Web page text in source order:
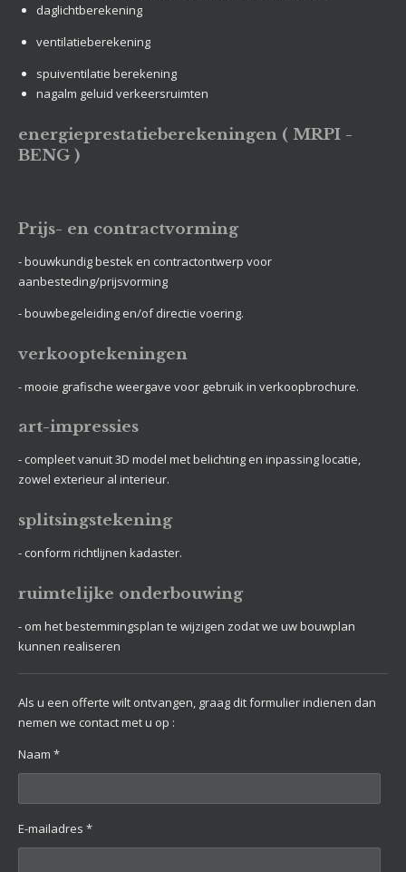
daglichtberekening
ventilatieberekening
spuiventilatie berekening
nagalm geluid verkeersruimten
energieprestatieberekeningen ( MRPI -
BENG )
Prijs- en contractvorming
- bouwkundig bestek en contractontwerp voor
aanbesteding/prijsvorming
- bouwbegeleiding en/of directie voering.
verkooptekeningen
- mooie grafische weergave voor gebruik in verkoopbrochure.
art-impressies
- compleet vanuit 3D model met belichting en inpassing locatie,
zowel exterieur al interieur.
splitsingstekening
- conform richtlijnen kadaster.
ruimtelijke onderbouwing
- om het bestemmingsplan te wijzigen zodat we uw bouwplan
kunnen realiseren
Als u een offerte wilt ontvangen, graag dit formulier indienen dan
nemen we contact met u op :
Naam *
E-mailadres *